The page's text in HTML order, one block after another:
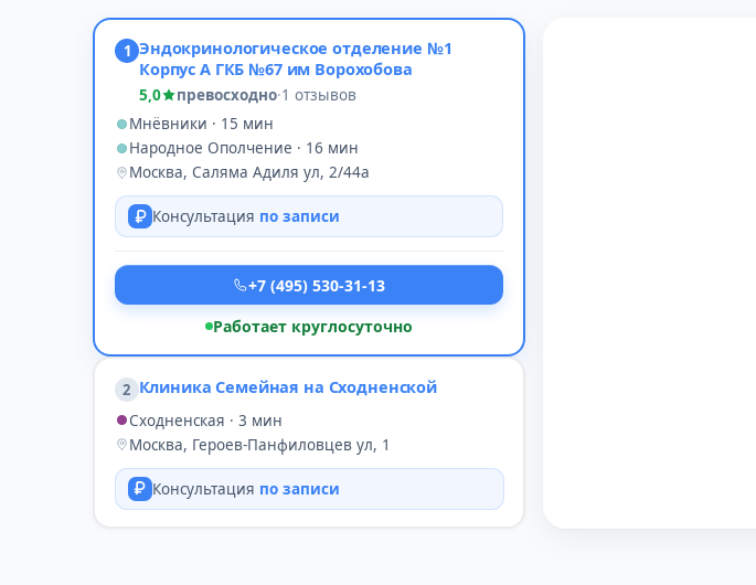
1 Эндокринологическое отделение №1
Корпус А ГКБ №67 им Ворохобова
5,0 превосходно·1 отзывов
Мнёвники · 15 мин
Народное Ополчение · 16 мин
Москва, Саляма Адиля ул, 2/44а
Консультация по записи
+7 (495) 530-31-13
Работает круглосуточно
2 Клиника Семейная на Сходненской
Сходненская · 3 мин
Москва, Героев-Панфиловцев ул, 1
Консультация по записи